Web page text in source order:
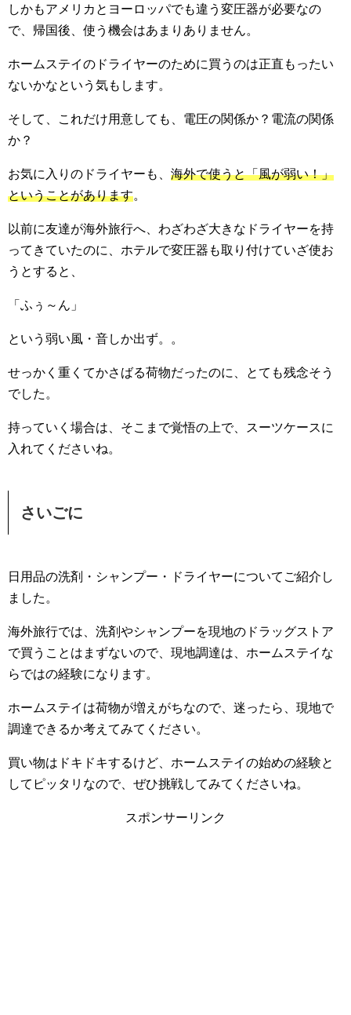
しかもアメリカとヨーロッパでも違う変圧器が必要なの
で、帰国後、使う機会はあまりありません。
ホームステイのドライヤーのために買うのは正直もったい
ないかなという気もします。
そして、これだけ用意しても、電圧の関係か？電流の関係
か？
お気に入りのドライヤーも、 海外で使うと「風が弱い！」
ということがあります。
以前に友達が海外旅行へ、わざわざ大きなドライヤーを持
ってきていたのに、ホテルで変圧器も取り付けていざ使お
うとすると、
「ふぅ～ん」
という弱い風・音しか出ず。。
せっかく重くてかさばる荷物だったのに、とても残念そう
でした。
持っていく場合は、そこまで覚悟の上で、スーツケースに
入れてくださいね。
さいごに
日用品の洗剤・シャンプー・ドライヤーについてご紹介し
ました。
海外旅行では、洗剤やシャンプーを現地のドラッグストア
で買うことはまずないので、現地調達は、ホームステイな
らではの経験になります。
ホームステイは荷物が増えがちなので、迷ったら、現地で
調達できるか考えてみてください。
買い物はドキドキするけど、ホームステイの始めの経験と
してピッタリなので、ぜひ挑戦してみてくださいね。
スポンサーリンク